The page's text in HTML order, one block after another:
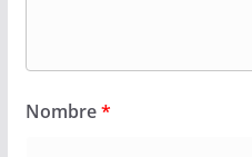
Nombre*